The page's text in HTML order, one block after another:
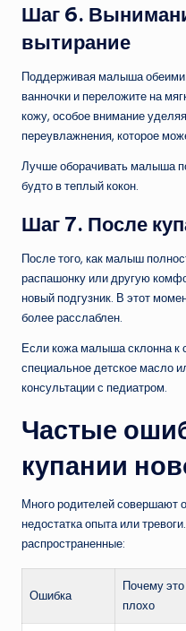
Шаг 6.
вытирание
Поддерживая малыша обеими
ванночки и переложите на
кожу, особое внимание
переувлажнения, которое
Лучше оборачивать малыша
будто в теплый кокон.
Шаг 7. После
После того, как малыш
распашонку или другую
новый подгузник. В этот
более расслаблен.
Если кожа малыша склонна к
специальное детское масло
консультации с педиатром.
Частые
купании
Много родителей совершают
недостатка опыта или
распространенные:
Ошибка
Почему это
плохо